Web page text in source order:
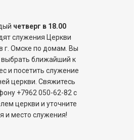
четверг в 18.00
служения Церкви
г. Омске по домам. Вы
ближайший к
и посетить служение
церкви. Свяжитесь
+7962 050-62-82 с
церкви и уточните
и место служения!